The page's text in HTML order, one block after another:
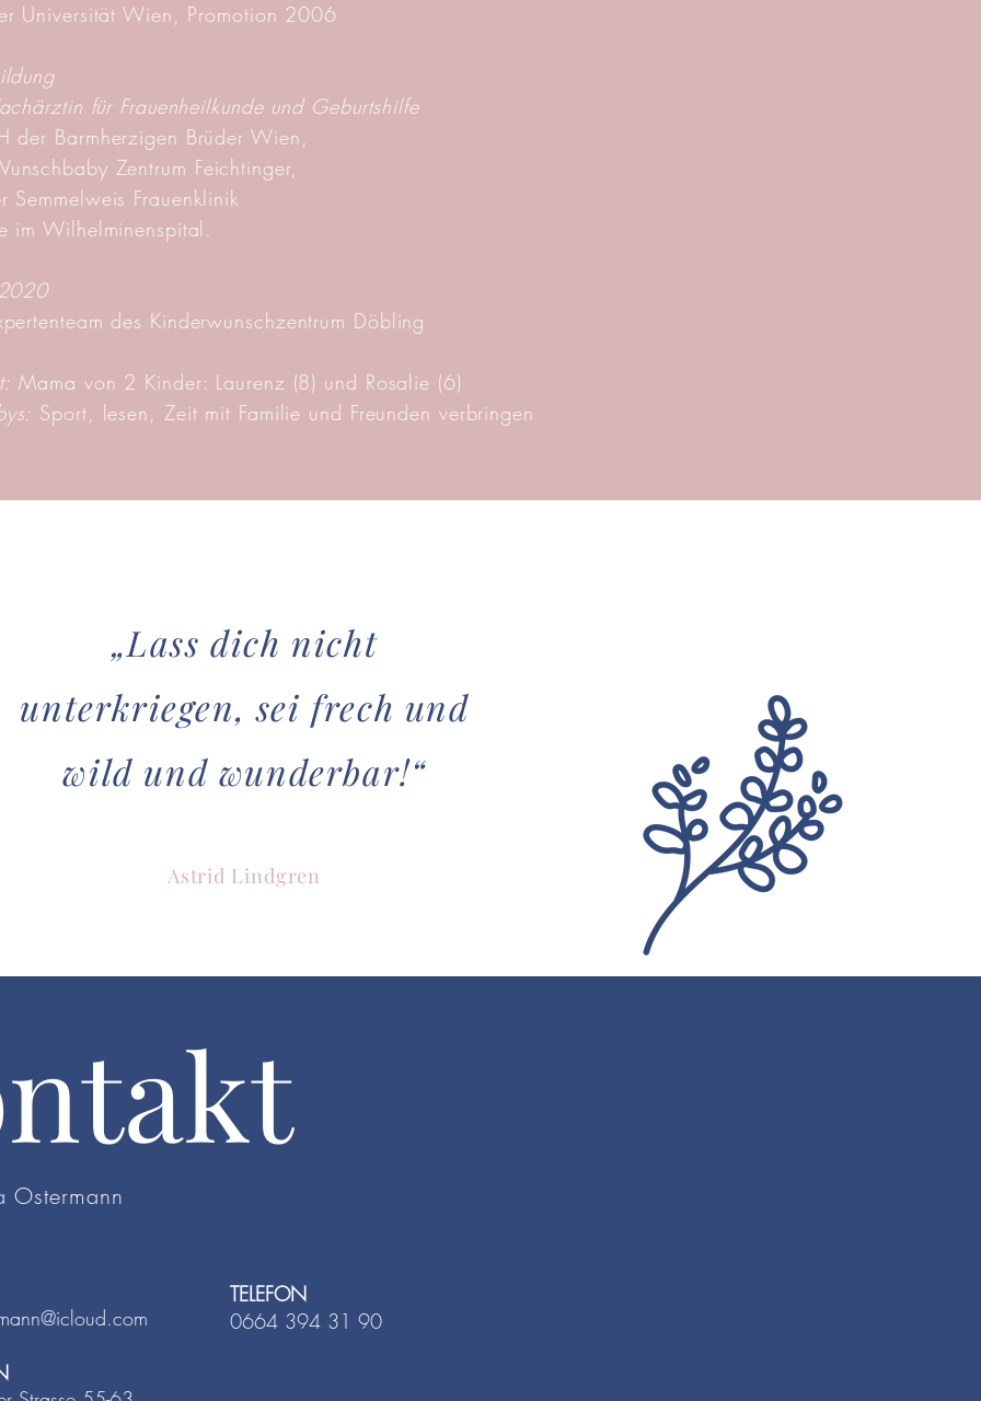
Universität Wien, Promotion 2006
für Frauenheilkunde und Geburtshilfe
der Barmherzigen Brüder Wien,
Zentrum Feichtinger,
Semmelweis Frauenklinik
im Wilhelminenspital.
des Kinderwunschzentrum Döbling
Mama von 2 Kinder: Laurenz (8) und Rosalie (6)
Sport, lesen, Zeit mit Familie und Freunden verbringen
„Lass dich nicht
unterkriegen, sei frech und
wild und wunderbar!“
Astrid Lindgren
TELEFON
0664 394 31 90
Ostermann